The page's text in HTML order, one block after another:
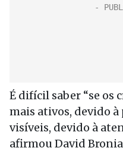
É difícil saber “se os
mais ativos, devido à
visíveis, devido à
afirmou David